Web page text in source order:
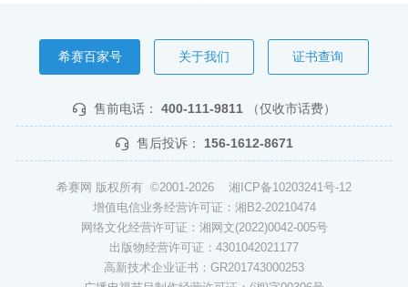
希赛百家号 关于我们 证书查询
售前电话： 400-111-9811 （仅收市话费）
售后投诉： 156-1612-8671
希赛网 版权所有 ©2001-2026 湘ICP备10203241号-12
增值电信业务经营许可证：湘B2-20210474
网络文化经营许可证：湘网文(2022)0042-005号
出版物经营许可证：4301042021177
高新技术企业证书：GR201743000253